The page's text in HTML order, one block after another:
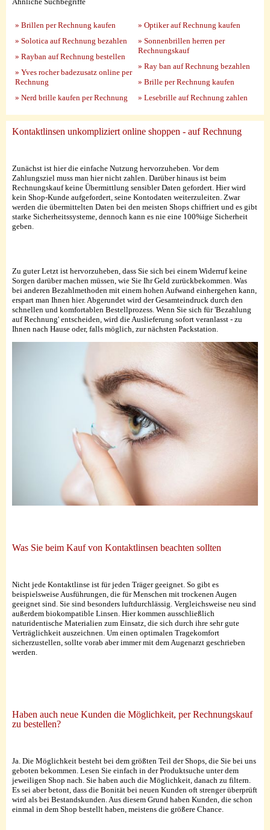
» Brillen per Rechnung kaufen
» Solotica auf Rechnung bezahlen
» Rayban auf Rechnung bestellen
» Yves rocher badezusatz online per
Rechnung
» Nerd brille kaufen per Rechnung
» Optiker auf Rechnung kaufen
» Sonnenbrillen herren per
Rechnungskauf
» Ray ban auf Rechnung bezahlen
» Brille per Rechnung kaufen
» Lesebrille auf Rechnung zahlen
Kontaktlinsen unkompliziert online shoppen - auf Rechnung
Zunächst ist hier die einfache Nutzung hervorzuheben. Vor dem
Zahlungsziel muss man hier nicht zahlen. Darüber hinaus ist beim
Rechnungskauf keine Übermittlung sensibler Daten gefordert. Hier wird
kein Shop-Kunde aufgefordert, seine Kontodaten weiterzuleiten. Zwar
werden die übermittelten Daten bei den meisten Shops chiffriert und es gibt
starke Sicherheitssysteme, dennoch kann es nie eine 100%ige Sicherheit
geben.
Zu guter Letzt ist hervorzuheben, dass Sie sich bei einem Widerruf keine
Sorgen darüber machen müssen, wie Sie Ihr Geld zurückbekommen. Was
bei anderen Bezahlmethoden mit einem hohen Aufwand einhergehen kann,
erspart man Ihnen hier. Abgerundet wird der Gesamteindruck durch den
schnellen und komfortablen Bestellprozess. Wenn Sie sich für 'Bezahlung
auf Rechnung' entscheiden, wird die Auslieferung sofort veranlasst - zu
Ihnen nach Hause oder, falls möglich, zur nächsten Packstation.
Was Sie beim Kauf von Kontaktlinsen beachten sollten
Nicht jede Kontaktlinse ist für jeden Träger geeignet. So gibt es
beispielsweise Ausführungen, die für Menschen mit trockenen Augen
geeignet sind. Sie sind besonders luftdurchlässig. Vergleichsweise neu sind
außerdem biokompatible Linsen. Hier kommen ausschließlich
naturidentische Materialien zum Einsatz, die sich durch ihre sehr gute
Verträglichkeit auszeichnen. Um einen optimalen Tragekomfort
sicherzustellen, sollte vorab aber immer mit dem Augenarzt geschrieben
werden.
Haben auch neue Kunden die Möglichkeit, per Rechnungskauf
zu bestellen?
Ja. Die Möglichkeit besteht bei dem größten Teil der Shops, die Sie bei uns
geboten bekommen. Lesen Sie einfach in der Produktsuche unter dem
jeweiligen Shop nach. Sie haben auch die Möglichkeit, danach zu filtern.
Es sei aber betont, dass die Bonität bei neuen Kunden oft strenger überprüft
wird als bei Bestandskunden. Aus diesem Grund haben Kunden, die schon
einmal in dem Shop bestellt haben, meistens die größere Chance.